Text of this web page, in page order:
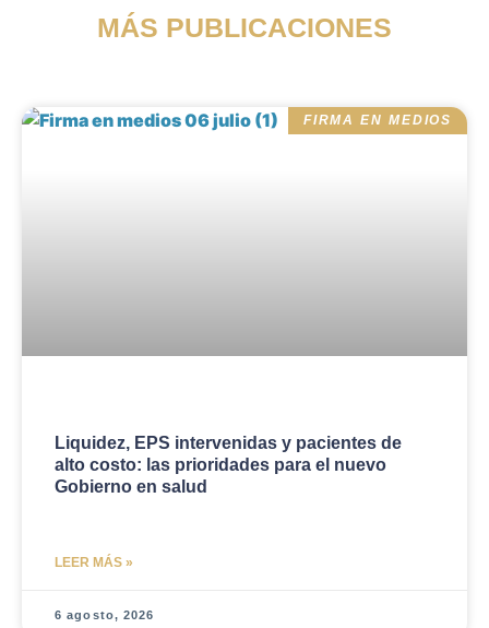
MÁS PUBLICACIONES
FIRMA EN MEDIOS
Liquidez, EPS intervenidas y pacientes de
alto costo: las prioridades para el nuevo
Gobierno en salud
LEER MÁS »
6 agosto, 2026